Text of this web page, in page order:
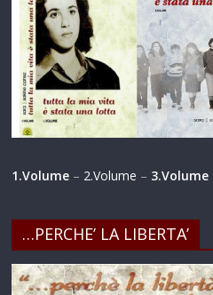
1.Volume – 2.Volume – 3.Volume
…PERCHE’ LA LIBERTA’